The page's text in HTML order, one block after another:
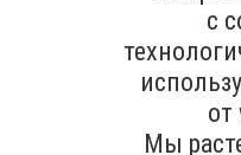
с
от
Мы